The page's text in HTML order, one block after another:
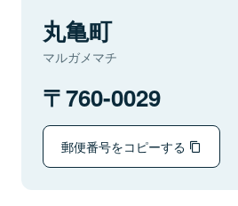
丸亀町
マルガメマチ
760-0029
郵便番号をコピーする